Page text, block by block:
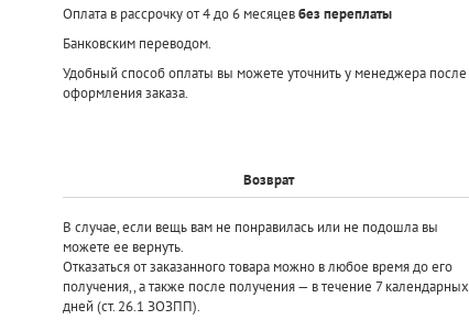
Оплата в рассрочку от 4 до 6 месяцевбез переплаты
Банковским переводом.
Удобный способ оплаты вы можете уточнить у менеджера после
оформления заказа.
Возврат
В случае, если вещь вам не понравилась или не подошла вы
можете ее вернуть.
Отказаться от заказанного товара можно в любое время до его
получения,, а также после получения — в течение 7 календарных
дней (ст. 26.1 ЗОЗПП).